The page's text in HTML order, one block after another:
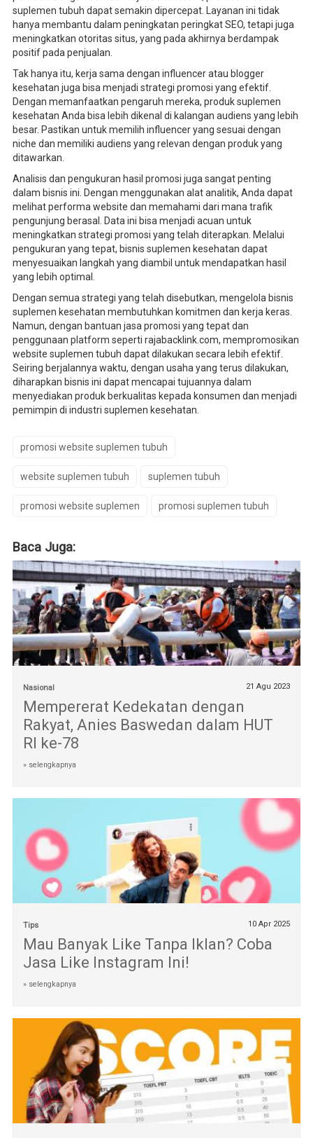
suplemen tubuh dapat semakin dipercepat. Layanan ini tidak
hanya membantu dalam peningkatan peringkat SEO, tetapi juga
meningkatkan otoritas situs, yang pada akhirnya berdampak
positif pada penjualan.
Tak hanya itu, kerja sama dengan influencer atau blogger
kesehatan juga bisa menjadi strategi promosi yang efektif.
Dengan memanfaatkan pengaruh mereka, produk suplemen
kesehatan Anda bisa lebih dikenal di kalangan audiens yang lebih
besar. Pastikan untuk memilih influencer yang sesuai dengan
niche dan memiliki audiens yang relevan dengan produk yang
ditawarkan.
Analisis dan pengukuran hasil promosi juga sangat penting
dalam bisnis ini. Dengan menggunakan alat analitik, Anda dapat
melihat performa website dan memahami dari mana trafik
pengunjung berasal. Data ini bisa menjadi acuan untuk
meningkatkan strategi promosi yang telah diterapkan. Melalui
pengukuran yang tepat, bisnis suplemen kesehatan dapat
menyesuaikan langkah yang diambil untuk mendapatkan hasil
yang lebih optimal.
Dengan semua strategi yang telah disebutkan, mengelola bisnis
suplemen kesehatan membutuhkan komitmen dan kerja keras.
Namun, dengan bantuan jasa promosi yang tepat dan
penggunaan platform seperti rajabacklink.com, mempromosikan
website suplemen tubuh dapat dilakukan secara lebih efektif.
Seiring berjalannya waktu, dengan usaha yang terus dilakukan,
diharapkan bisnis ini dapat mencapai tujuannya dalam
menyediakan produk berkualitas kepada konsumen dan menjadi
pemimpin di industri suplemen kesehatan.
promosi website suplemen tubuh
website suplemen tubuh suplemen tubuh
promosi website suplemen promosi suplemen tubuh
Baca Juga:
Nasional 21 Agu 2023
Mempererat Kedekatan dengan
Rakyat, Anies Baswedan dalam HUT
RI ke-78
» selengkapnya
Tips 10 Apr 2025
Mau Banyak Like Tanpa Iklan? Coba
Jasa Like Instagram Ini!
» selengkapnya